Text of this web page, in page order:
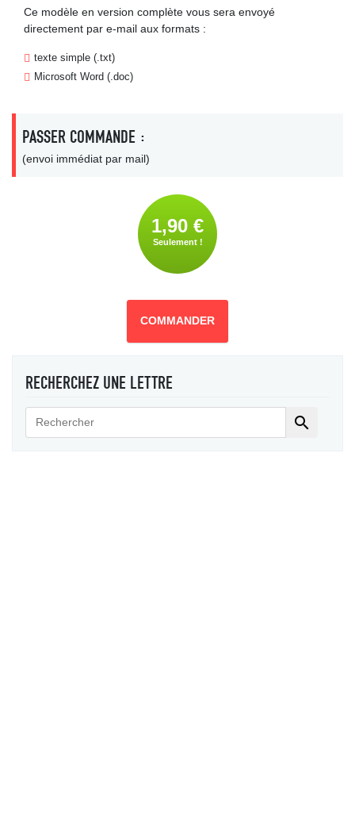
Ce modèle en version complète vous sera envoyé
directement par e-mail aux formats :
texte simple (.txt)
Microsoft Word (.doc)
PASSER COMMANDE :
(envoi immédiat par mail)
1,90 €
Seulement !
COMMANDER
RECHERCHEZ UNE LETTRE
